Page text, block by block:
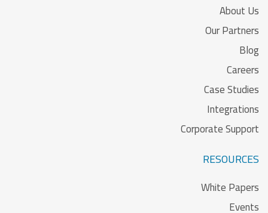
About Us
Our Partners
Blog
Careers
Case Studies
Integrations
Corporate Support
RESOURCES
White Papers
Events